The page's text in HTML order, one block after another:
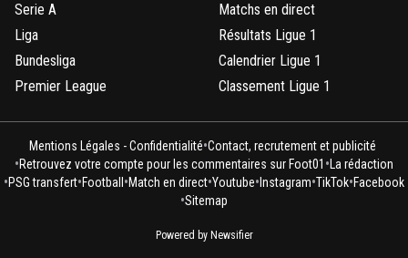
Serie A
Liga
Bundesliga
Premier League
Matchs en direct
Résultats Ligue 1
Calendrier Ligue 1
Classement Ligue 1
Mentions Légales - Confidentialité•Contact, recrutement et publicité
•Retrouvez votre compte pour les commentaires sur Foot01 •La rédaction
•PSG transfert•Football •Match en direct•Youtube• Instagram•TikTok•Facebook
•Sitemap
Powered by Newsifier